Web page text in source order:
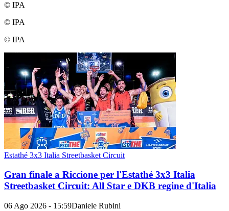
© IPA
© IPA
© IPA
Estathé 3x3 Italia Streetbasket Circuit
Gran finale a Riccione per l'Estathé 3x3 Italia
Streetbasket Circuit: All Star e DKB regine d'Italia
06 Ago 2026 - 15:59Daniele Rubini